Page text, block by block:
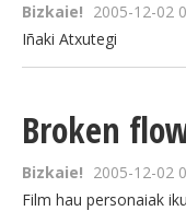
Bizkaie! 2005-12-02
Iñaki Atxutegi
Broken
Bizkaie! 2005-12-02
Film hau personaiak